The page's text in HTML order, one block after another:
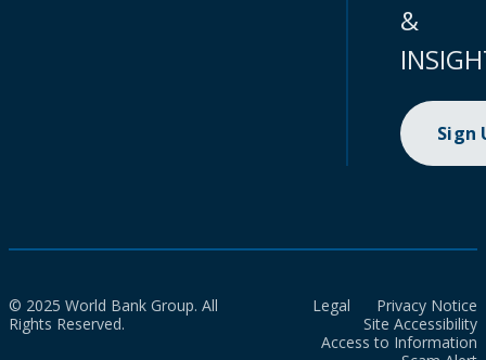
&
Sign
© 2025 World Bank Group. All
Rights Reserved.
Legal
Privacy Notice
Site Accessibility
Access to Information